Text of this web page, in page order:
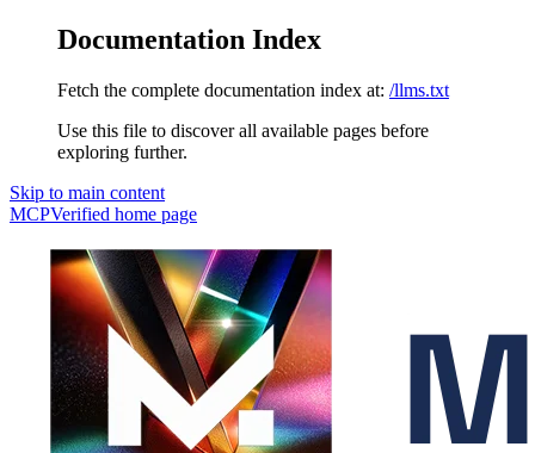
Documentation Index
Fetch the complete documentation index at: /llms.txt
Use this file to discover all available pages before
exploring further.
Skip to main content
MCPVerified home page